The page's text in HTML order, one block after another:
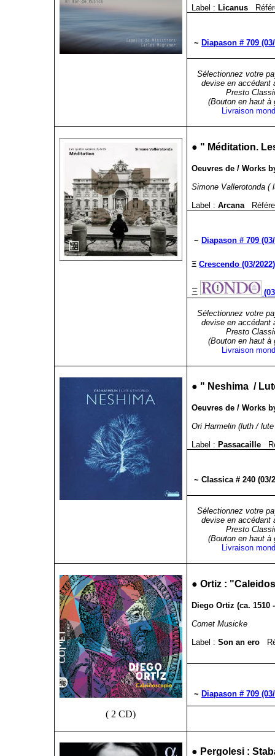
Label : Licanus
~ Diapason # 709
Sélectionnez votre
devise en accédant
Presto
(Bouton en haut à
Livraison
● " Méditation.
Oeuvres de / Works
Simone Vallerotonda (
Label :Arcana
~ Diapason # 709
ΞCrescendo (03/2022)
Ξ
Sélectionnez votre
devise en accédant
Presto
(Bouton en haut à
Livraison
● " Neshima /
Oeuvres de / Works
Ori Harmelin (luth /
Label : Passacaille
~ Classica # 240 (03/
Sélectionnez votre
devise en accédant
Presto
(Bouton en haut à
Livraison
( 2 CD)
●Ortiz : "
Diego Ortiz (ca. 1510
Comet Musicke
Label :Son an ero
~ Diapason # 709
● Pergolesi :